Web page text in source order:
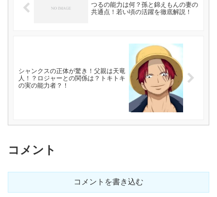
つるの能力は何？孫と錦えもんの妻の
共通点！若い頃の活躍を徹底解説！
シャンクスの正体が驚き！父親は天竜
人！？ロジャーとの関係は？トキトキ
の実の能力者？！
コメント
コメントを書き込む